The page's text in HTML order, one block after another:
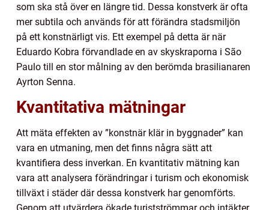
som ska stå över en längre tid. Dessa konstverk är ofta
mer subtila och används för att förändra stadsmiljön
på ett konstnärligt vis. Ett exempel på detta är när
Eduardo Kobra förvandlade en av skyskraporna i São
Paulo till en stor målning av den berömda brasilianaren
Ayrton Senna.
Kvantitativa mätningar
Att mäta effekten av ”konstnär klär in byggnader” kan
vara en utmaning, men det finns några sätt att
kvantifiera dess inverkan. En kvantitativ mätning kan
vara att analysera förändringar i turism och ekonomisk
tillväxt i städer där dessa konstverk har genomförts.
Genom att utvärdera ökade turistströmmar och intäkter